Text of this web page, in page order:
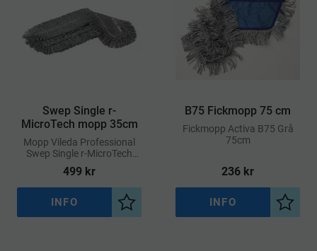
Swep Single r-
MicroTech mopp 35cm
​Mopp Vileda Professional
Swep Single r-MicroTech
50cm
499 kr
Lägg till i önskelista
INFO
B75 Fickmopp 75 cm
​Fickmopp Activa B75 Grå
75cm
236 kr
Lägg
INFO